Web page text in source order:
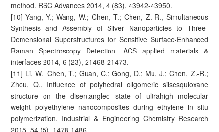
method. RSC Advances 2014, 4 (83), 43942-43950.
[10] Yang, Y.; Wang, W.; Chen, T.; Chen, Z.-R., Simultaneous
Synthesis and Assembly of Silver Nanoparticles to Three-
Demensional Superstructures for Sensitive Surface-Enhanced
Raman Spectroscopy Detection. ACS applied materials &
interfaces 2014, 6 (23), 21468-21473.
[11] Li, W.; Chen, T.; Guan, C.; Gong, D.; Mu, J.; Chen, Z.-R.;
Zhou, Q., Influence of polyhedral oligomeric silsesquioxane
structure on the disentangled state of ultrahigh molecular
weight polyethylene nanocomposites during ethylene in situ
polymerization. Industrial & Engineering Chemistry Research
2015, 54 (5), 1478-1486.